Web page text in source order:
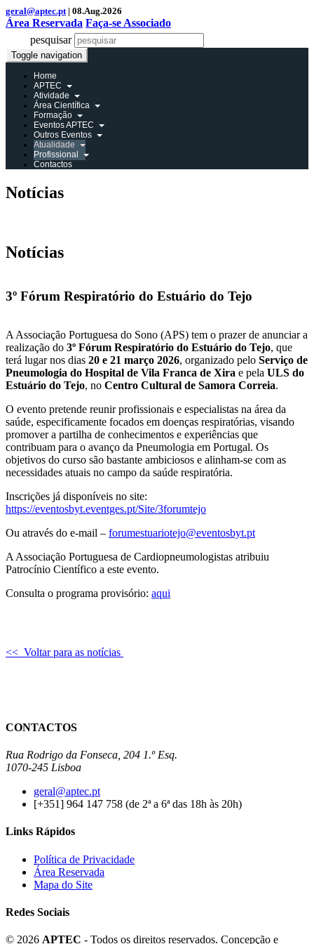
geral@aptec.pt| 08.Aug.2026
Área Reservada Faça-se Associado
pesquisar
Toggle navigation
Home
APTEC
Atividade
Área Científica
Formação
Eventos APTEC
Outros Eventos
Atualidade
Profissional
Contactos
Notícias
Notícias
3º Fórum Respiratório do Estuário do Tejo
A Associação Portuguesa do Sono (APS) tem o prazer de anunciar a
realização do 3º Fórum Respiratório do Estuário do Tejo, que
terá lugar nos dias 20 e 21 março 2026, organizado pelo Serviço de
Pneumologia do Hospital de Vila Franca de Xira e pela ULS do
Estuário do Tejo, no Centro Cultural de Samora Correia.
O evento pretende reunir profissionais e especialistas na área da
saúde, especificamente focados em doenças respiratórias, visando
promover a partilha de conhecimentos e experiências que
contribuam para o avanço da Pneumologia em Portugal. Os
objetivos do curso são bastante ambiciosos e alinham-se com as
necessidades atuais no campo da saúde respiratória.
Inscrições já disponíveis no site:
https://eventosbyt.eventges.pt/Site/3forumtejo
Ou através do e-mail – forumestuariotejo@eventosbyt.pt
A Associação Portuguesa de Cardiopneumologistas atribuiu
Patrocínio Científico a este evento.
Consulta o programa provisório: aqui
<< Voltar para as notícias
CONTACTOS
Rua Rodrigo da Fonseca, 204 1.º Esq.
1070-245 Lisboa
geral@aptec.pt
[+351] 964 147 758 (de 2ª a 6ª das 18h às 20h)
Links Rápidos
Política de Privacidade
Área Reservada
Mapa do Site
Redes Sociais
© 2026 APTEC - Todos os direitos reservados. Concepção e